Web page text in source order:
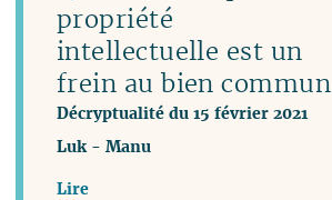
propriété
intellectuelle est un
frein au bien commun
Décryptualité du 15 février 2021
Luk-Manu
Lire